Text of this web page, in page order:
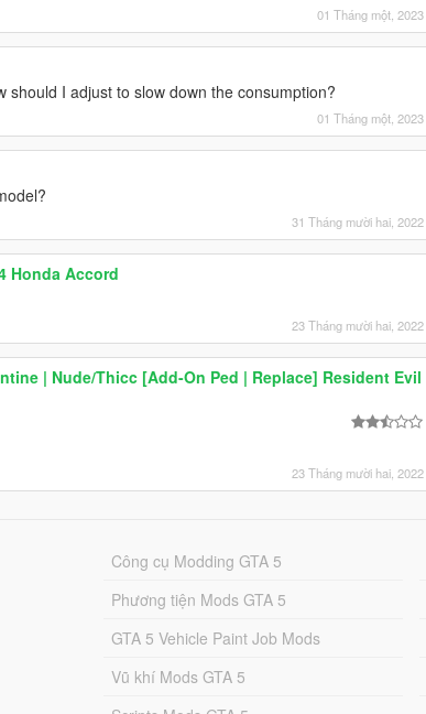
01 Tháng một, 2023
I adjust to slow down the consumption?
01 Tháng một, 2023
31 Tháng mười hai, 2022
Honda Accord
23 Tháng mười hai, 2022
| Nude/Thicc [Add-On Ped | Replace] Resident Evil
23 Tháng mười hai, 2022
Công cụ Modding GTA 5
Phương tiện Mods GTA 5
GTA 5 Vehicle Paint Job Mods
Vũ khí Mods GTA 5